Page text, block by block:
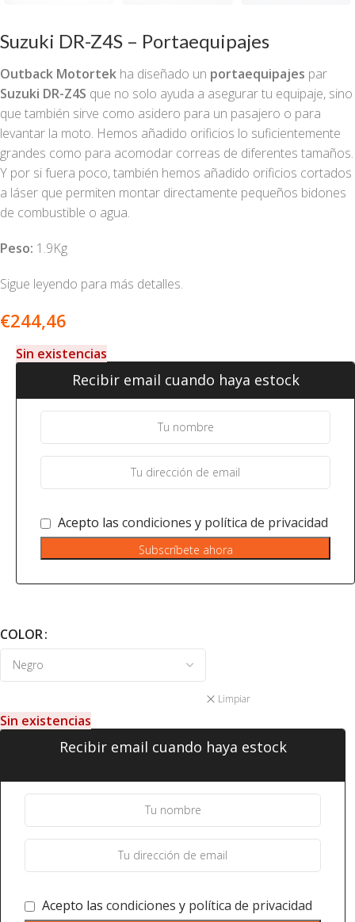
Suzuki DR-Z4S – Portaequipajes
Outback Motortek ha diseñado un portaequipajes par
Suzuki DR-Z4S que no solo ayuda a asegurar tu equipaje, sino
que también sirve como asidero para un pasajero o para
levantar la moto. Hemos añadido orificios lo suficientemente
grandes como para acomodar correas de diferentes tamaños.
Y por si fuera poco, también hemos añadido orificios cortados
a láser que permiten montar directamente pequeños bidones
de combustible o agua.
Peso: 1.9Kg
Sigue leyendo para más detalles.
€244,46
Sin existencias
Recibir email cuando haya estock
Acepto las condiciones y política de privacidad
Subscríbete ahora
COLOR
Limpiar
Sin existencias
Recibir email cuando haya estock
Acepto las condiciones y política de privacidad